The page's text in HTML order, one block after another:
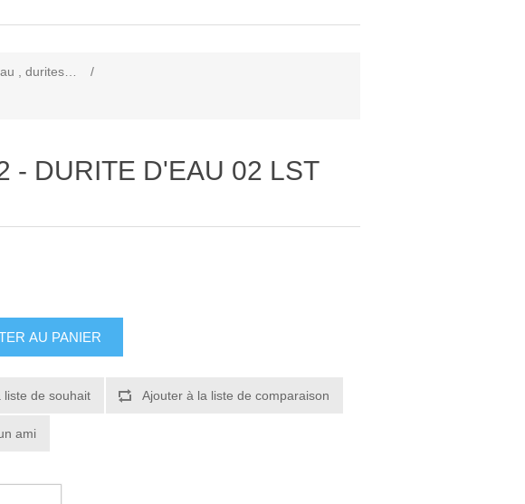
, durites…
/
- DURITE D'EAU 02 LST
AU PANIER
liste de souhait Ajouter à la liste de comparaison
ami